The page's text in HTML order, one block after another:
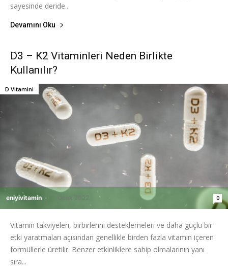
sayesinde deride...
Devamını Oku
D3 – K2 Vitaminleri Neden Birlikte
Kullanılır?
eniyivitamin - 11 Ocak 2022 0
D Vitamini
Vitamin takviyeleri, birbirlerini desteklemeleri ve daha güçlü bir
etki yaratmaları açısından genellikle birden fazla vitamin içeren
formüllerle üretilir. Benzer etkinliklere sahip olmalarının yanı
sıra...